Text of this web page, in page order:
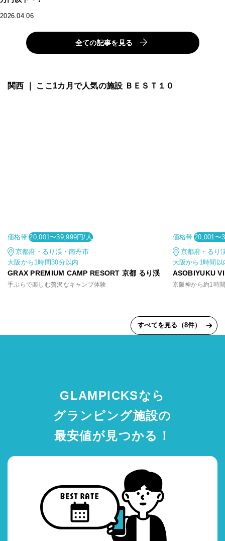
2026.04.06
全ての記事を見る
関西 ｜ ここ1カ月で人気の施設 ＢＥＳＴ１０
価格帯 20,001〜39,999円/人
京都府・るり渓・南丹市
大阪から1時間30分以内
GRAX PREMIUM CAMP RESORT 京都 るり渓
手ぶらで楽しむ贅沢なキャンプ体験
価格帯 20,001〜
京都府・るり
大阪から1時間以
ASOBIYUKU
すべてを見る（8件）
GLAMPICKSなら
グランピング施設の
最安値が見つかる！